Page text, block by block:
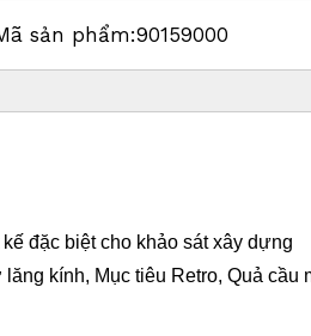
sản phẩm:90159000
đặc biệt cho khảo sát xây dựng
kính, Mục tiêu Retro, Quả cầu